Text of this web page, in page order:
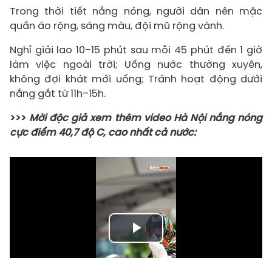
Trong thời tiết nắng nóng, người dân nên mặc
quần áo rộng, sáng màu, đội mũ rộng vành.
Nghỉ giải lao 10–15 phút sau mỗi 45 phút đến 1 giờ
làm việc ngoài trời; Uống nước thường xuyên,
không đợi khát mới uống; Tránh hoạt động dưới
nắng gắt từ 11h–15h.
>>> Mời độc giả xem thêm video Hà Nội nắng nóng
cực điểm 40,7 độ C, cao nhất cả nước:
Play